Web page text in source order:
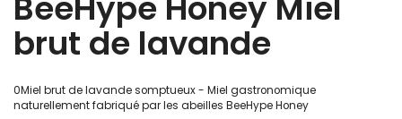
brut de lavande
0Miel brut de lavande somptueux - Miel gastronomique
naturellement fabriqué par les abeilles BeeHype Honey